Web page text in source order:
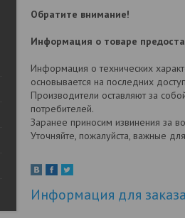
Обратите внимание!
Информация о товаре
Информация о технических
основывается на последних
Производители оставляют за
потребителей.
Заранее приносим извинения за
Уточняйте, пожалуйста, важные
Информация для заказа